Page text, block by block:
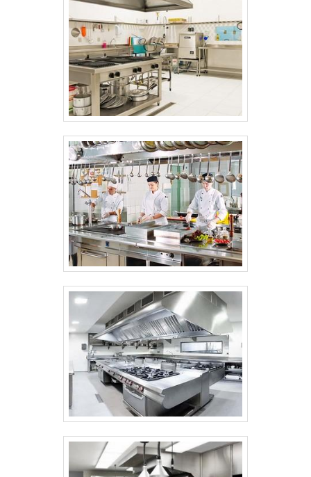
de fora no planejamento de empresas que
visam apenas o lucro, deixando a desejar
nos outros fatores. É importante lembrar
que o produto deve sempre ser adquirido
com empresas especializadas no
segmento. Esse tipo de cuidado ajuda a
garantir a qualidade e durabilidade dos
materiais, além de evitar prejuízos com
substituições frequentes de produtos que
não cumprem com suas funções
adequadamente. Assim, é possível poupar
gastos desnecessários. Existem diversos
motivos para a Equipamentos.com ter se
tornado destaque quando pensamos em
uma empresa que entrega confiança e
serviços de qualidade. Alguns desses
motivos são devidos a empresa ser:
Comprometida com os serviços;
Responsável; Altamente qualificada;
Inovadora; Tecnológica. OUTRAS
INFORMAÇÕES SOBRE A MELHOR EMPRESA
NO SEGMENTO Somente na
Equipamentos.com tem o que há de melhor
no ramo de liquidificador profissional
preço. Sempre de olho no mercado, traz
novidades em itens como cervejeira 410l –
gelopar e auto serviço 5 portas (fortsul). É